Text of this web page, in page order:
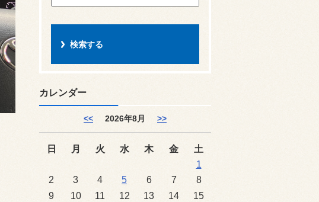
カレンダー
<< 2026年8月 >>
日 月 火 水 木 金
土
1
2
3 4 5 6 7
8
9
10 11 12 13 14
15